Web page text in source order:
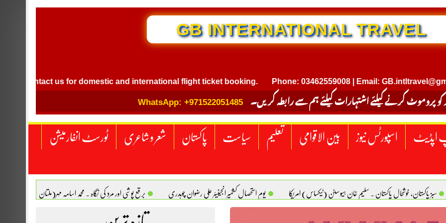
GB INTERNATIONAL TRAVEL
us for domestic and international flight ticket booking. Phone: 03462559008 | Email:
کو پروموٹ کرنے کیلئے اشتہارات کیلئے ہم سے رابطہ کریں۔ WhatsApp: +971522051485
اپڈیٹ اسپورٹس نیوز بین الاقوامی تعلیم سیاست پاکستان شعر و شاعری ٹورسٹ انفارمیشن
سبز پاکستان، خوشحال پاکستان . سلیم خان ہیوسٹن (ٹیکساس) امریکا یومِ استحصالِ کشمیر انجینیئر علی رضوان چوہدری برقع پوشی اور مرد کی نگاہ . محمد اسامہ مہر(ملتان )